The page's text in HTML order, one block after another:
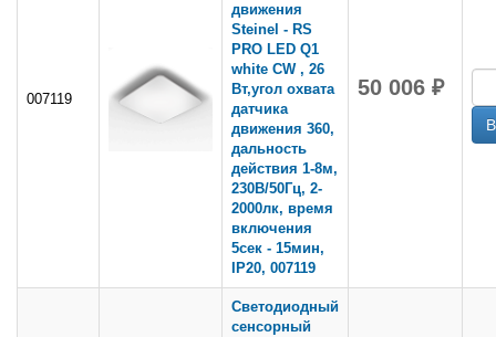
007119
движения
Steinel - RS
PRO LED Q1
white CW , 26
Вт,угол охвата
датчика
движения 360,
дальность
действия 1-8м,
230В/50Гц, 2-
2000лк, время
включения
5сек - 15мин,
IP20, 007119
50 006 ₽
Светодиодный
сенсорный